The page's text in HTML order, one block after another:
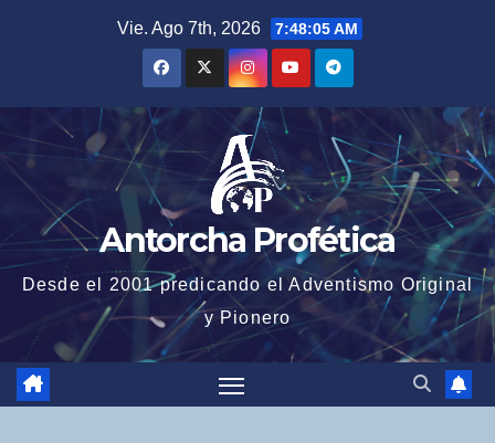
Vie. Ago 7th, 2026 7:48:06 AM
Antorcha Profética
Desde el 2001 predicando el Adventismo Original
y Pionero